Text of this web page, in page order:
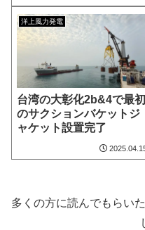
洋上風力発電
台湾の大彰化2b&4で最初
のサクションバケットジ
ャケット設置完了
多くの方に読んでもらい